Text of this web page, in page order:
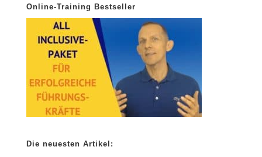
Online-Training Bestseller
Die neuesten Artikel: